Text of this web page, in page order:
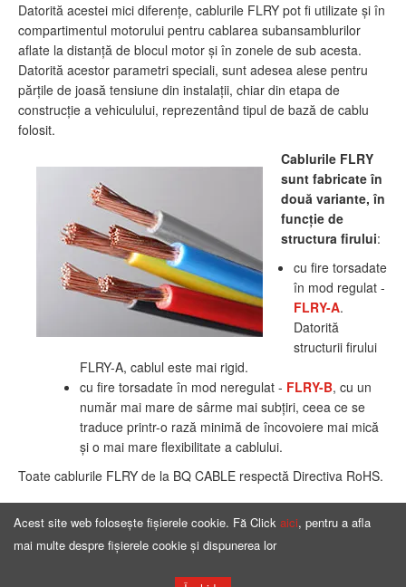
Datorită acestei mici diferenţe, cablurile FLRY pot fi utilizate şi în
compartimentul motorului pentru cablarea subansamblurilor
aflate la distanţă de blocul motor şi în zonele de sub acesta.
Datorită acestor parametri speciali, sunt adesea alese pentru
părţile de joasă tensiune din instalaţii, chiar din etapa de
construcţie a vehiculului, reprezentând tipul de bază de cablu
folosit.
Cablurile FLRY
sunt fabricate în
două variante, în
funcţie de
structura firului:
cu fire torsadate
în mod regulat -
FLRY-A.
Datorită
structurii firului
FLRY-A, cablul este mai rigid.
cu fire torsadate în mod neregulat - FLRY-B, cu un
număr mai mare de sârme mai subţiri, ceea ce se
traduce printr-o rază minimă de încovoiere mai mică
şi o mai mare flexibilitate a cablului.
Toate cablurile FLRY de la BQ CABLE respectă Directiva RoHS.
Pagina principală Ofertă
Acest site web folosește fișierele cookie. Fă Click aici, pentru a afla
mai multe despre fișierele cookie și dispunerea lor